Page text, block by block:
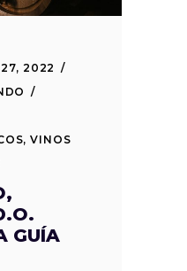
2022
,VINOS
GUÍA